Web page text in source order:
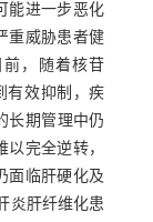
能进一步恶化
重威胁患者健
前，随着核苷
有效抑制，疾
长期管理中仍
完全逆转，
面临肝硬化及
炎肝纤维化患